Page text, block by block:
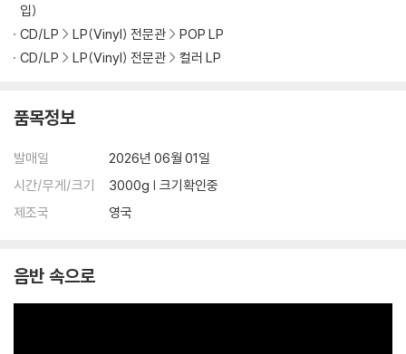
입)
CD/LP
LP(Vinyl) 전문관
POP LP
CD/LP
LP(Vinyl) 전문관 컬러 LP
품목정보
발매일
2026년 06월 01일
시간/무게/크기
3000g | 크기확인중
제조국
영국
음반 속으로